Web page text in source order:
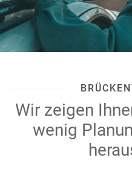
Wir zeigen
wenig